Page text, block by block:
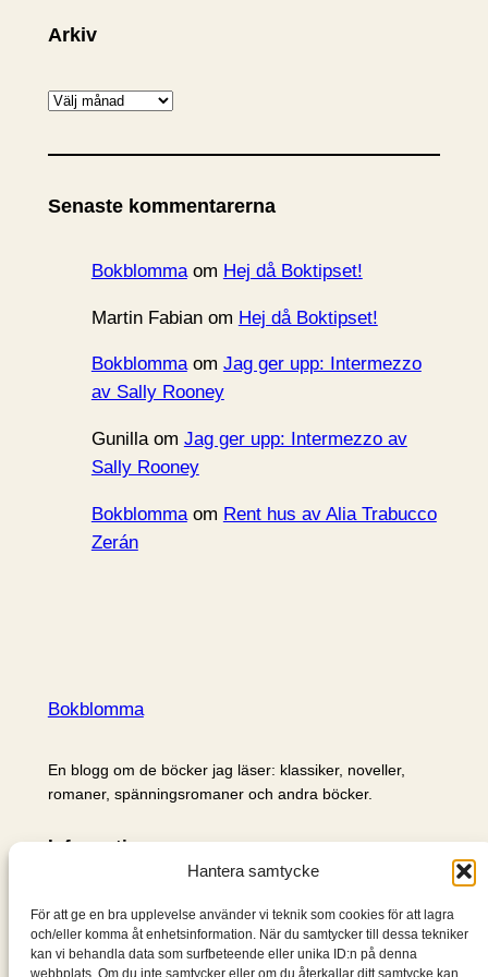
Hantera samtycke
För att ge en bra upplevelse använder vi teknik som cookies för att lagra
och/eller komma åt enhetsinformation. När du samtycker till dessa tekniker
kan vi behandla data som surfbeteende eller unika ID:n på denna
webbplats. Om du inte samtycker eller om du återkallar ditt samtycke kan
Arkiv
A
k
v
Senaste kommentarerna
Bokblommaom Hej då Boktipset!
Martin Fabianom Hej då Boktipset!
Bokblommaom Jag ger upp: Intermezzo
av Sally Rooney
Gunillaom Jag ger upp: Intermezzo av
Sally Rooney
Bokblommaom Rent hus av Alia Trabucco
Zerán
Bokblomma
En blogg om de böcker jag läser: klassiker, noveller,
romaner, spänningsromaner och andra böcker.
Information
Om mig & om bloggen
S
ö